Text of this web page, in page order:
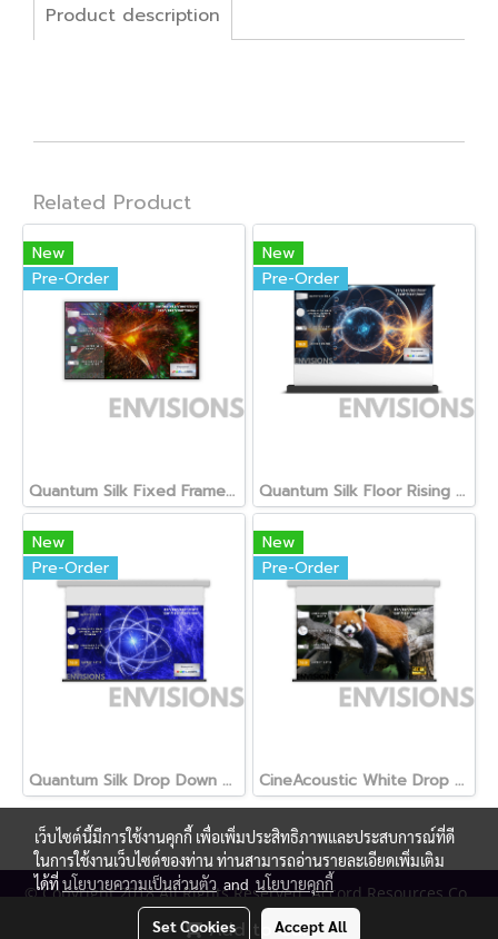
Add to Cart
Product description
Related Product
New
Pre-Order
Quantum Silk Fixed Frame Screen
New
Pre-Order
Quantum Silk Floor Rising Screen
New
Pre-Order
Quantum Silk Drop Down Screen
New
Pre-Order
CineAcoustic White Drop Down Screen
© Copyright 2018 All Rights Reserved. Accord Resources Co.,
Ltd. (AR Technology)
เว็บไซต์นี้มีการใช้งานคุกกี้ เพื่อเพิ่มประสิทธิภาพและประสบการณ์ที่ดี
ในการใช้งานเว็บไซต์ของท่าน ท่านสามารถอ่านรายละเอียดเพิ่มเติม
ได้ที่นโยบายความเป็นส่วนตัว and นโยบายคุกกี้
Set Cookies Accept All